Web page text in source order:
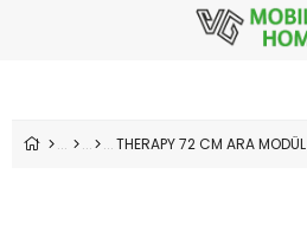
THERAPY 72 CM ARA MODÜL